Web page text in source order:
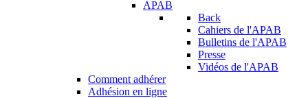
APAB
Back
Cahiers de l'APAB
Bulletins de l'APAB
Presse
Vidéos de l'APAB
Comment adhérer
Adhésion en ligne